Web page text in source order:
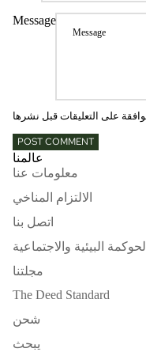
Message
POST COMMENT
عالمنا
معلومات عنا
الالتزام المناخي
اتصل بنا
الحوكمة البيئية والاجتماعية
مجلتنا
The Deed Standard
شحن
يبحث